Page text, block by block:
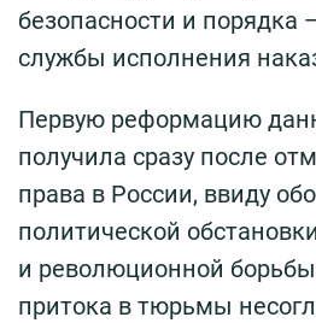
безопасности и порядка
службы исполнения
Первую реформацию
получила сразу после
права в России, ввиду
политической обстановки
и революционной
притока в тюрьмы